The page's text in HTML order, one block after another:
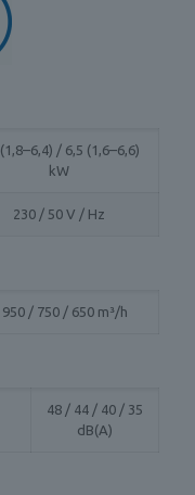
/ 6,5 (1,6–6,6)
kW
230 / 50 V / Hz
950 / 750 / 650 m³/h
48 / 44 / 40 / 35
dB(A)